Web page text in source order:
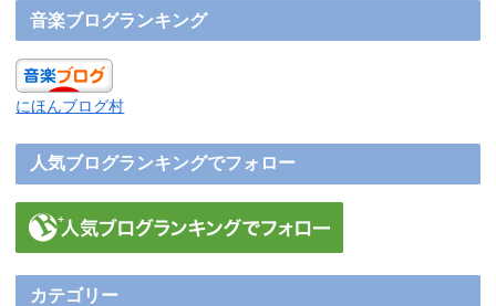
音楽ブログランキング
にほんブログ村
人気ブログランキングでフォロー
カテゴリー